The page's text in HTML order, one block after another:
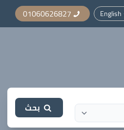
English
01060626827
بحث